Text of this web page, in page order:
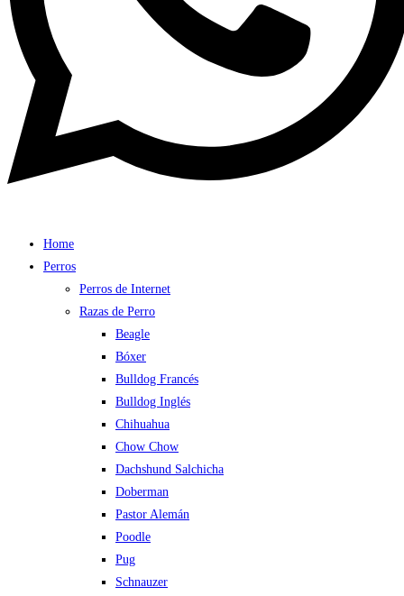
Home
Perros
Perros de Internet
Razas de Perro
Beagle
Bóxer
Bulldog Francés
Bulldog Inglés
Chihuahua
Chow Chow
Dachshund Salchicha
Doberman
Pastor Alemán
Poodle
Pug
Schnauzer